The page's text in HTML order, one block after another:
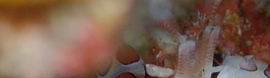
マツカサウオｙｇ マツバガニ
マリンダイビングフェアー
ミカドウミウシ ミゾレ
ミナミハコフグ幼魚 ミナミハナダイ ミヤケテ
メジナの群れ モニターツアー ももクロ